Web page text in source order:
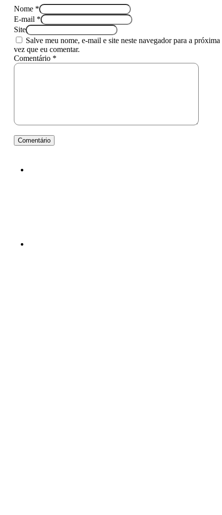
Nome *
E-mail *
Site
Salve meu nome, e-mail e site neste navegador para a próxima
vez que eu comentar.
Comentário *